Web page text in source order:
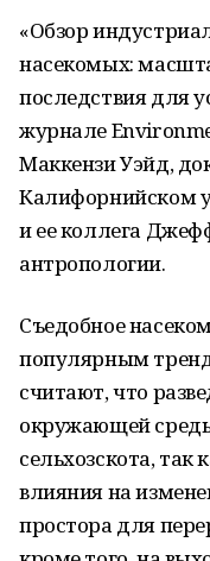
«Обзор
насекомых:
последствия для
журнале
Маккензи Уэйд,
Калифорнийском
и ее коллега
антропологии.
Съедобное
популярным
считают, что
окружающей
сельхозскота,
влияния на
простора для